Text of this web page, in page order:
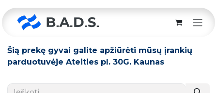
Šią prekę gyvai galite apžiūrėti mūsų įrankių
parduotuvėje Ateities pl. 30G. Kaunas